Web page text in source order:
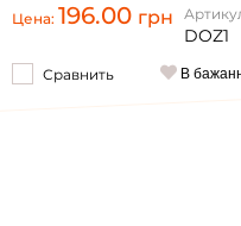
Цена: 196.00 грн
DOZ1
Сравнить В